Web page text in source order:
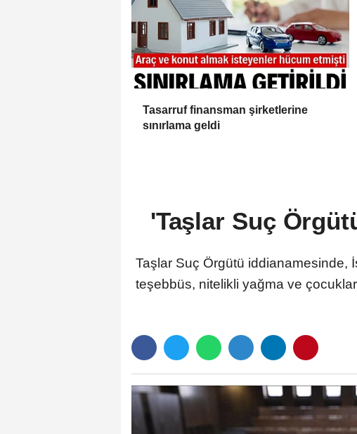
Tasarruf finansman şirketlerine
sınırlama geldi
'Taşlar Suç
Taşlar Suç Örgütü iddianamesinde,
teşebbüs, nitelikli yağma ve